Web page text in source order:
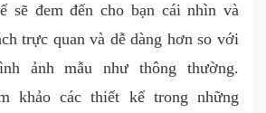
sẽ đem đến cho bạn cái nhìn và
trực quan và dễ dàng hơn so với
ảnh mẫu như thông thường.
khảo các thiết kế trong những